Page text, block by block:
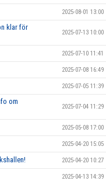
2025-08-01 13:00
klar för
2025-07-13 10:00
2025-07-10 11:41
2025-07-08 16:49
2025-07-05 11:39
om
2025-07-04 11:29
2025-05-08 17:00
2025-04-20 15:05
2025-04-20 10:27
2025-04-13 14:39